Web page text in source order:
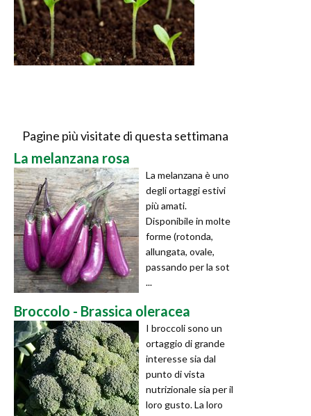
Pagine più visitate di questa settimana
La melanzana rosa
La melanzana è uno
degli ortaggi estivi
più amati.
Disponibile in molte
forme (rotonda,
allungata, ovale,
passando per la sot
...
Broccolo - Brassica oleracea
I broccoli sono un
ortaggio di grande
interesse sia dal
punto di vista
nutrizionale sia per il
loro gusto. La loro